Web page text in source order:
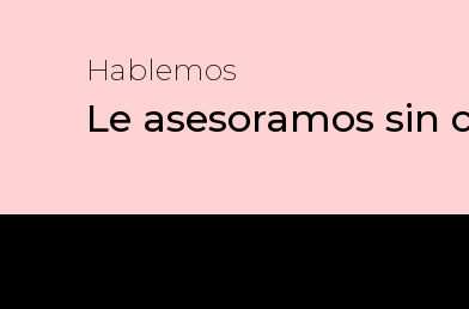
Hablemos
Le asesoramos sin